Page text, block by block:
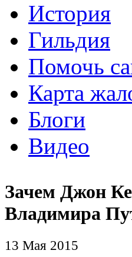
История
Гильдия
Помочь
Карта
Блоги
Видео
Зачем Джон
Владимира
13 Мая 2015